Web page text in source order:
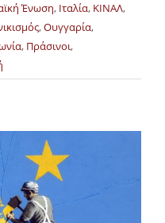
Ένωση, Ιταλία, ΚΙΝΑΛ,
,Ουγγαρία,
, Πράσινοι,